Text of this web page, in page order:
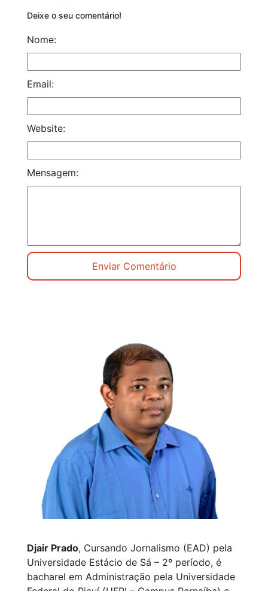
Deixe o seu comentário!
Nome:
Email:
Website:
Mensagem:
Djair Prado, Cursando Jornalismo (EAD) pela
Universidade Estácio de Sá – 2º período, é
bacharel em Administração pela Universidade